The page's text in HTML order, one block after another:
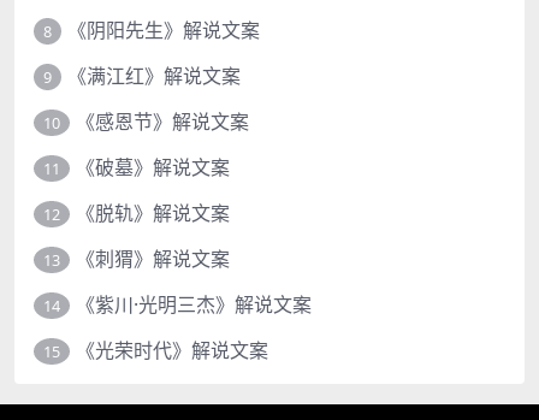
8 《阴阳先生》解说文案
9 《满江红》解说文案
10 《感恩节》解说文案
11 《破墓》解说文案
12 《脱轨》解说文案
13 《刺猬》解说文案
14 《紫川·光明三杰》解说文案
15 《光荣时代》解说文案